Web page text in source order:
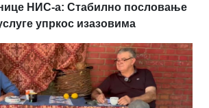
НИС-а: Стабилно пословање
упркос изазовима